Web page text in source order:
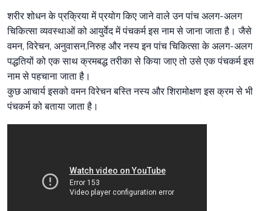
शरीर शोधन के प्रक्रिया में प्रयोग किए जाने वाले उन पांच अलग-अलग
चिकित्सा व्यवस्थाओं को आयुर्वेद में पंचकर्म इस नाम से जाना जाता है। जैसे
वमन, विरेचन, अनुवासन,निरुह और नस्य इन पांच चिकित्सा के अलग-अलग
पद्धतियों को एक साथ क्रमबद्ध तरीका से किया जाए तो उसे एक पंचकर्म इस
नाम से पहचाना जाता है।
कुछ आचार्य इसको वमन विरेचन बस्ति नस्य और शिरामोक्षण इस क्रम से भी
पंचकर्म को बताया जाता है।